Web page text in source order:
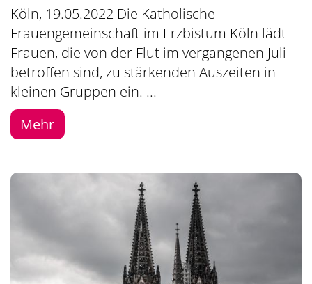
Köln, 19.05.2022 Die Katholische
Frauengemeinschaft im Erzbistum Köln lädt
Frauen, die von der Flut im vergangenen Juli
betroffen sind, zu stärkenden Auszeiten in
kleinen Gruppen ein. ...
Mehr